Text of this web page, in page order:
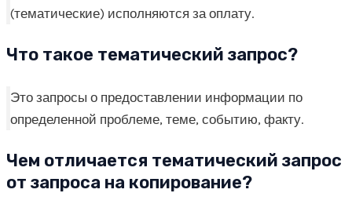
(тематические) исполняются за оплату.
Что такое тематический запрос?
Это запросы о предоставлении информации по
определенной проблеме, теме, событию, факту.
Чем отличается тематический запрос
от запроса на копирование?